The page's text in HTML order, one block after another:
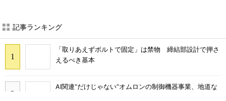
記事ランキング
「取りあえずボルトで固定」は禁物 締結部設計で押さ
えるべき基本
AI関連“だけじゃない”オムロンの制御機器事業、地道な